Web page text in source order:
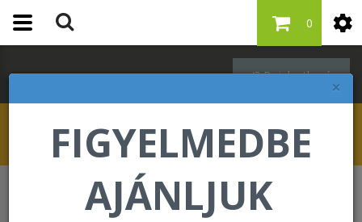
×
FIGYELMEDBE
AJÁNLJUK
Bejelentkezés
0
Oktatási és segédanyagok Kiegészítők